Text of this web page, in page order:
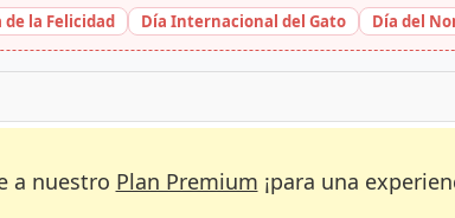
de la Felicidad Día Internacional del Gato Día del
a nuestro Plan Premium ¡para una